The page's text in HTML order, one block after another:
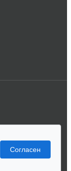
Согласен